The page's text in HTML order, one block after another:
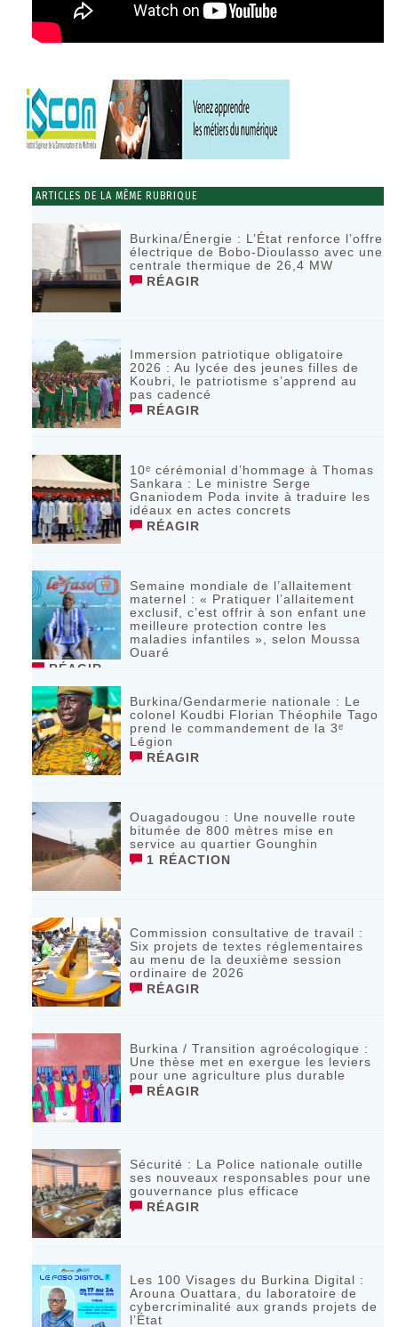
ARTICLES DE LA MÊME RUBRIQUE
Burkina/Énergie : L’État renforce l’offre
électrique de Bobo-Dioulasso avec une
centrale thermique de 26,4 MW
RÉAGIR
Immersion patriotique obligatoire
2026 : Au lycée des jeunes filles de
Koubri, le patriotisme s’apprend au
pas cadencé
RÉAGIR
10ᵉ cérémonial d’hommage à Thomas
Sankara : Le ministre Serge
Gnaniodem Poda invite à traduire les
idéaux en actes concrets
RÉAGIR
Semaine mondiale de l’allaitement
maternel : « Pratiquer l’allaitement
exclusif, c’est offrir à son enfant une
meilleure protection contre les
maladies infantiles », selon Moussa
Ouaré
RÉAGIR
Burkina/Gendarmerie nationale : Le
colonel Koudbi Florian Théophile Tago
prend le commandement de la 3ᵉ
Légion
RÉAGIR
Ouagadougou : Une nouvelle route
bitumée de 800 mètres mise en
service au quartier Gounghin
1 RÉACTION
Commission consultative de travail :
Six projets de textes réglementaires
au menu de la deuxième session
ordinaire de 2026
RÉAGIR
Burkina / Transition agroécologique :
Une thèse met en exergue les leviers
pour une agriculture plus durable
RÉAGIR
Sécurité : La Police nationale outille
ses nouveaux responsables pour une
gouvernance plus efficace
RÉAGIR
Les 100 Visages du Burkina Digital :
Arouna Ouattara, du laboratoire de
cybercriminalité aux grands projets de
l’État